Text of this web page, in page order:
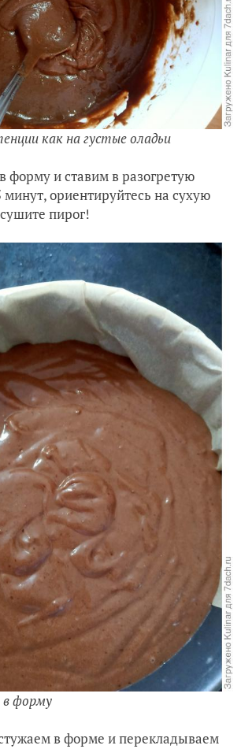
как на густые оладьи
форму и ставим в разогретую
минут, ориентируйтесь на сухую
пирог!
форму
в форме и перекладываем